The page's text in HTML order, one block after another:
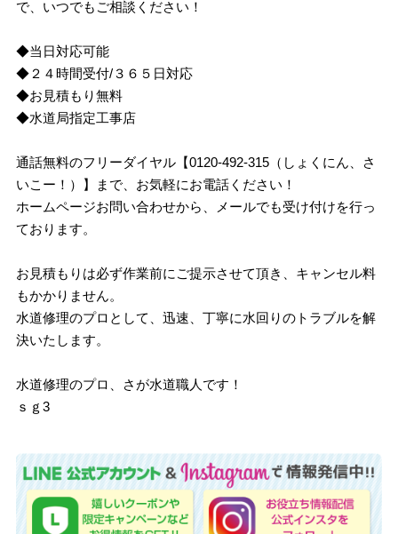
で、いつでもご相談ください！
◆当日対応可能
◆２４時間受付/３６５日対応
◆お見積もり無料
◆水道局指定工事店
通話無料のフリーダイヤル【0120-492-315（しょくにん、さ
いこー！）】まで、お気軽にお電話ください！
ホームページお問い合わせから、メールでも受け付けを行っ
ております。
お見積もりは必ず作業前にご提示させて頂き、キャンセル料
もかかりません。
水道修理のプロとして、迅速、丁寧に水回りのトラブルを解
決いたします。
水道修理のプロ、さが水道職人です！
ｓｇ3